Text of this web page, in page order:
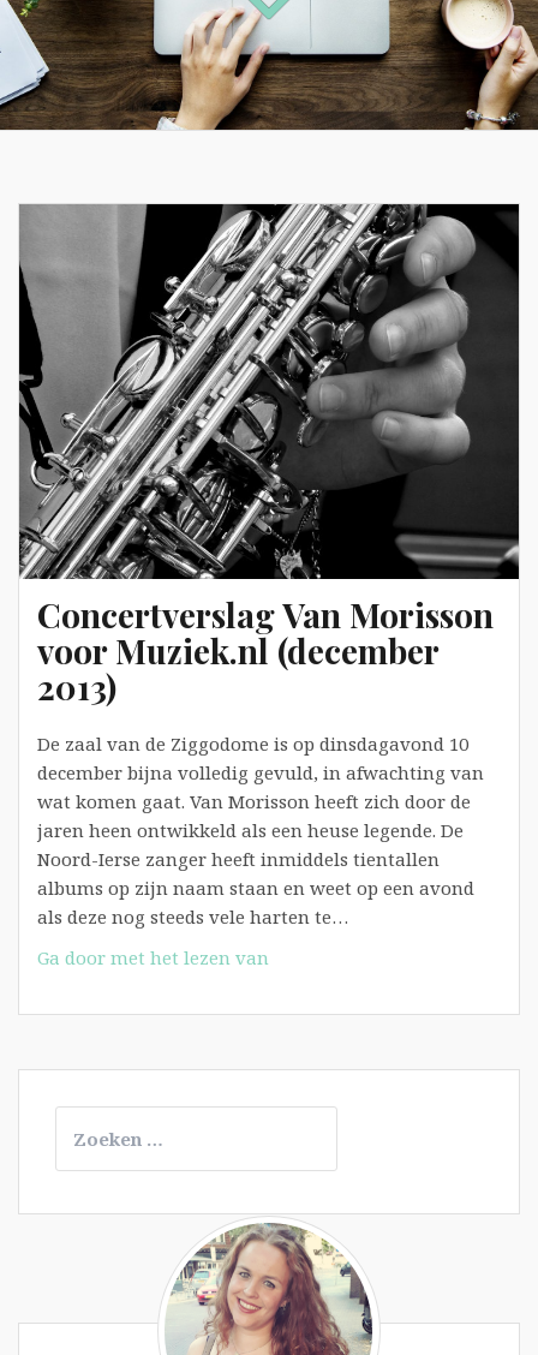
Concertverslag Van Morisson
voor Muziek.nl (december
2013)
De zaal van de Ziggodome is op dinsdagavond 10
december bijna volledig gevuld, in afwachting van
wat komen gaat. Van Morisson heeft zich door de
jaren heen ontwikkeld als een heuse legende. De
Noord-Ierse zanger heeft inmiddels tientallen
albums op zijn naam staan en weet op een avond
als deze nog steeds vele harten te…
Ga door met het lezen van
Morisson
Muziek.nl
(december
naar: